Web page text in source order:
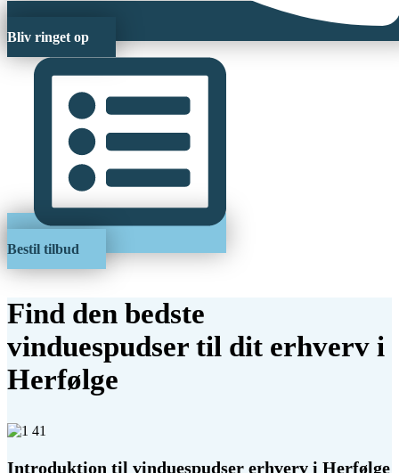
Bliv ringet op
Bestil tilbud
Find den bedste
vinduespudser til dit erhverv i
Herfølge
Introduktion til vinduespudser erhverv i Herfølge